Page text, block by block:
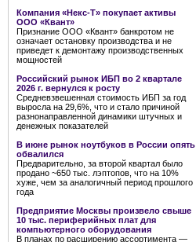
Компания «Некс-Т» покупает активы
ООО «Квант»
Признание ООО «Квант» банкротом не
означает остановку производства и не
приведет к демонтажу производственных
мощностей
Российский рынок ИБП во 2 квартале
2026 г. вернулся к росту
Средневзвешенная стоимость ИБП за год
выросла на 29,6%, что и стало причиной
разнонаправленной динамики штучных и
денежных показателей
В июне рынок ноутбуков в России опять
обвалился
Предварительно, за второй квартал было
продано ~650 тыс. лэптопов, что на 10%
хуже, чем за аналогичный период прошлого
года
Предприятие Москвы произвело свыше
10 тыс. периферийных плат для
компьютерного оборудования
В планах по расширению ассортимента —